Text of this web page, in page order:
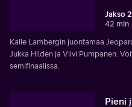
Jakso 2
42 min
Kalle Lambergin juontamaa
Jukka Hilden ja Viivi Pumpanen.
semifinaalissa.
Pieni